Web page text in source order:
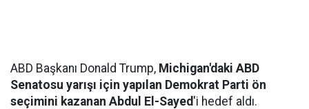
ABD Başkanı Donald Trump, Michigan'daki ABD
Senatosu yarışı için yapılan Demokrat Parti ön
seçimini kazanan Abdul El-Sayed'i hedef aldı.